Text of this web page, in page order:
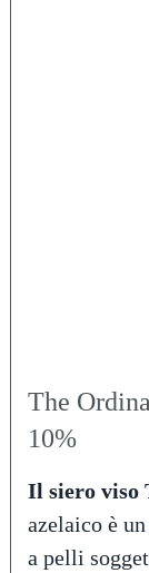
The
10%
Il siero viso
azelaico è
a pelli